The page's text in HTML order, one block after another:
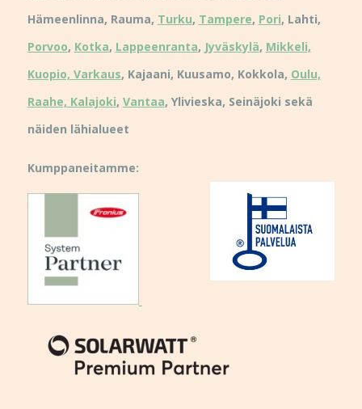
Hämeenlinna, Rauma, Turku, Tampere, Pori, Lahti,
Porvoo, Kotka, Lappeenranta, Jyväskylä, Mikkeli,
Kuopio, Varkaus, Kajaani, Kuusamo, Kokkola, Oulu,
Raahe, Kalajoki, Vantaa, Ylivieska, Seinäjoki sekä
näiden lähialueet
Kumppaneitamme: